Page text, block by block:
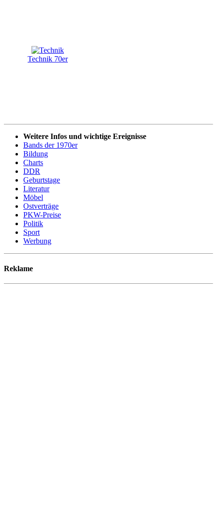
Technik 70er
Weitere Infos und wichtige Ereignisse
Bands der 1970er
Bildung
Charts
DDR
Geburtstage
Literatur
Möbel
Ostverträge
PKW-Preise
Politik
Sport
Werbung
Reklame